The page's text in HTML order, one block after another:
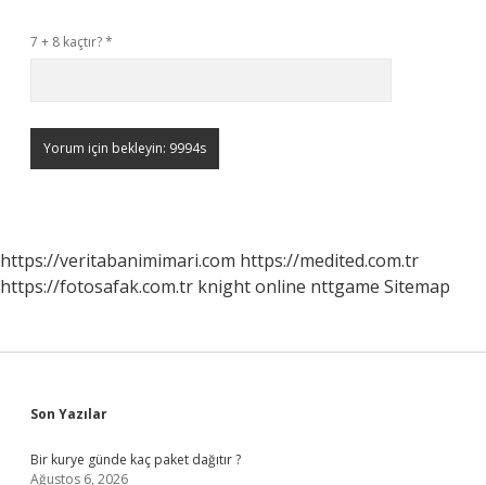
7 + 8 kaçtır?*
https://veritabanimimari.com https://medited.com.tr
https://fotosafak.com.tr knight online nttgame Sitemap
Sidebar
Son Yazılar
Bir kurye günde kaç paket dağıtır ?
Ağustos 6, 2026